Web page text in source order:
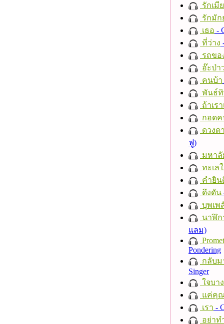
รักเมี
รักมัก
เธอ -
ที่ว่าง
รถขอ
อ๊ะป่า
คนบ้า
พันธ์
ถ้าเร
กอดค
ดวงด
ฟู)
มหาลั
ทะเล
คำยิน
ดึงดัน
บุพเพ
นาฬิก
แลม)
Pondering
กลับม
Singer
ใจบาง
แค่คุ
เรา -
อย่าท